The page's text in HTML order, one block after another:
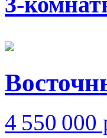
4 550 000